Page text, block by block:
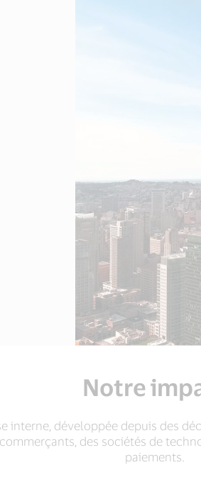
Notre
interne, développée depuis des
des sociétés de
paiements.